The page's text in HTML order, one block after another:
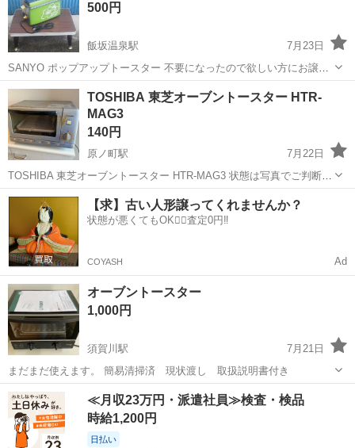
500円
飯坂温泉駅
7月23日
SANYO ポップアップトースター 不要になったので欲しい方にお譲り
致します。 状態ですが、出来る限りの清掃を行いましたが、傷･汚れ･
経年劣化による色褪せ･相応の使用感があります。 予め御了承下さ
い。 受...
福島 福島市 飯坂温泉駅 キッチン家電 ポップアップ
TOSHIBA 東芝オーブントースター HTR-
MAG3
140円
原ノ町駅
7月22日
TOSHIBA 東芝オーブントースター HTR-MAG3 状態は写真でご判断く
ださい 中古品という事をご理解の上、ご購入ください。 使用に問題は
ありません。 細かいスレなど気になる方は遠慮頂きますようお願い致
します。 東...
福島 南相馬市 原ノ町駅 キッチン家電
【求】古い人形譲ってくれませんか？
状態が悪くてもOK🙆‍♀️査定0円‼️
COYASH Ad
オーブントースター
1,000円
須賀川駅
7月21日
まだまだ使えます。 簡易清掃済 現状渡し 取扱説明書付き
福島 須賀川市 須賀川駅 キッチン家電 簡易
≪月収23万円・派遣社員≫検査・検品
時給1,200円
日払い